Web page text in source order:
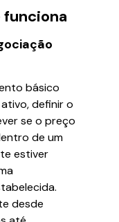
funciona
básico
definir o
se o preço
de um
estiver
desde